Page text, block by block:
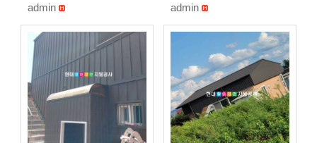
admin
admin